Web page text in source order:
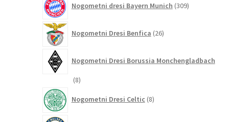
Nogometni dresi Bayern Munich 309izdelkov
Nogometni Dresi Benfica 26izdelkov
Nogometni Dresi Borussia Monchengladbach
88
Nogometni Dresi Celtic 8izdelkov